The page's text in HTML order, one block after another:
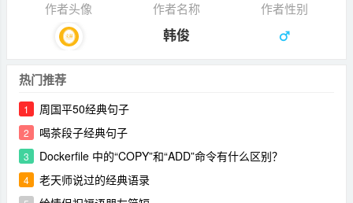
作者头像 作者名称 作者性别
韩俊
热门推荐
1 周国平50经典句子
2 喝茶段子经典句子
3 Dockerfile 中的“COPY”和“ADD”命令有什么区别？
4 老天师说过的经典语录